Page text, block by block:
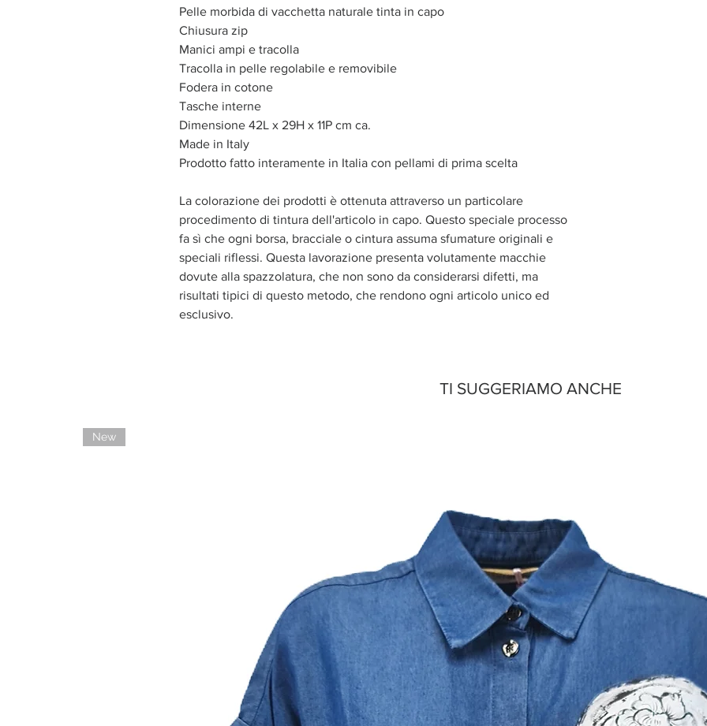
Pelle morbida di vacchetta naturale tinta in capo
Chiusura zip
Manici ampi e tracolla
Tracolla in pelle regolabile e removibile
Fodera in cotone
Tasche interne
Dimensione 42L x 29H x 11P cm ca.
Made in Italy
Prodotto fatto interamente in Italia con pellami di prima scelta
La colorazione dei prodotti è ottenuta attraverso un particolare
procedimento di tintura dell'articolo in capo. Questo speciale processo
fa sì che ogni borsa, bracciale o cintura assuma sfumature originali e
speciali riflessi. Questa lavorazione presenta volutamente macchie
dovute alla spazzolatura, che non sono da considerarsi difetti, ma
risultati tipici di questo metodo, che rendono ogni articolo unico ed
esclusivo.
TI SUGGERIAMO ANCHE
New